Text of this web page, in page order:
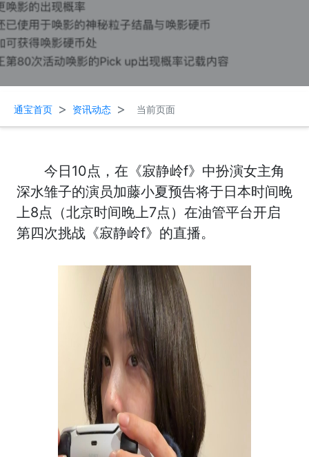
通宝首页 > 资讯动态 > 当前页面
今日10点，在《寂静岭f》中扮演女主角
深水雏子的演员加藤小夏预告将于日本时间晚
上8点（北京时间晚上7点）在油管平台开启
第四次挑战《寂静岭f》的直播。